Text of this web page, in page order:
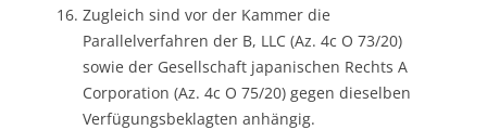
Zugleich sind vor der Kammer die
Parallelverfahren der B, LLC (Az. 4c O 73/20)
sowie der Gesellschaft japanischen Rechts A
Corporation (Az. 4c O 75/20) gegen dieselben
Verfügungsbeklagten anhängig.